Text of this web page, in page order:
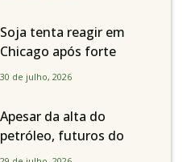
Paulo
Soja tenta reagir em
Chicago após forte
liquidação; portos
de R$ 150/sc
30 de julho, 2026
Apesar da alta do
petróleo, futuros do
milho recuam em